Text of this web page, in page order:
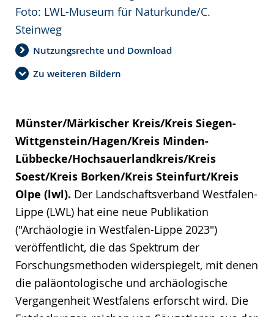
Foto: LWL-Museum für Naturkunde/C.
Steinweg
Nutzungsrechte und Download
Zu weiteren Bildern
Münster/Märkischer Kreis/Kreis Siegen-
Wittgenstein/Hagen/Kreis Minden-
Lübbecke/Hochsauerlandkreis/Kreis
Soest/Kreis Borken/Kreis Steinfurt/Kreis
Olpe (lwl). Der Landschaftsverband Westfalen-
Lippe (LWL) hat eine neue Publikation
("Archäologie in Westfalen-Lippe 2023")
veröffentlicht, die das Spektrum der
Forschungsmethoden widerspiegelt, mit denen
die paläontologische und archäologische
Vergangenheit Westfalens erforscht wird. Die